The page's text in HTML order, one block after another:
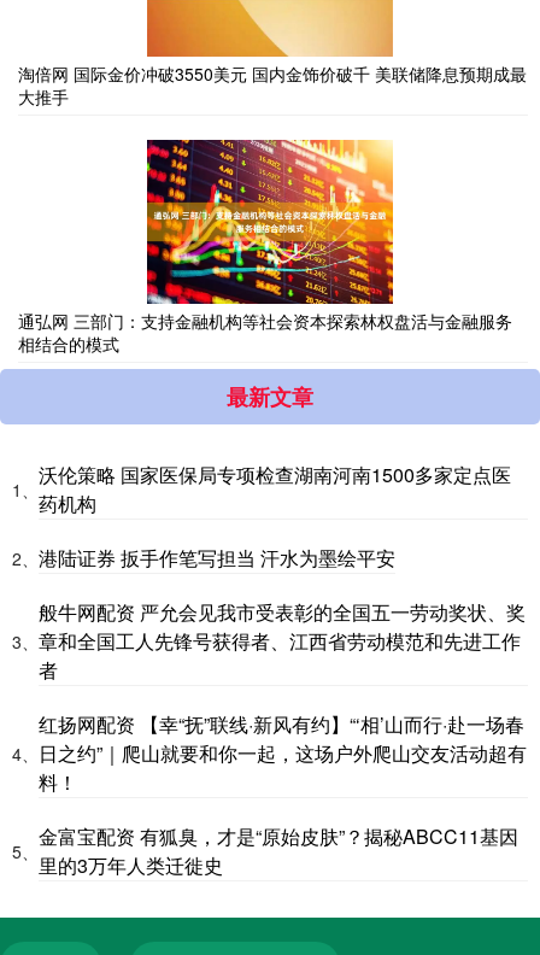
淘倍网 国际金价冲破3550美元 国内金饰价破千 美联储降息预期成最
大推手
通弘网 三部门：支持金融机构等社会资本探索林权盘活与金融服务
相结合的模式
最新文章
1、
沃伦策略 国家医保局专项检查湖南河南1500多家定点医
药机构
2、 港陆证券 扳手作笔写担当 汗水为墨绘平安
3、
般牛网配资 严允会见我市受表彰的全国五一劳动奖状、奖
章和全国工人先锋号获得者、江西省劳动模范和先进工作
者
4、
红扬网配资 【幸“抚”联线·新风有约】“‘相’山而行·赴一场春
日之约”｜爬山就要和你一起，这场户外爬山交友活动超有
料！
5、
金富宝配资 有狐臭，才是“原始皮肤”？揭秘ABCC11基因
里的3万年人类迁徙史